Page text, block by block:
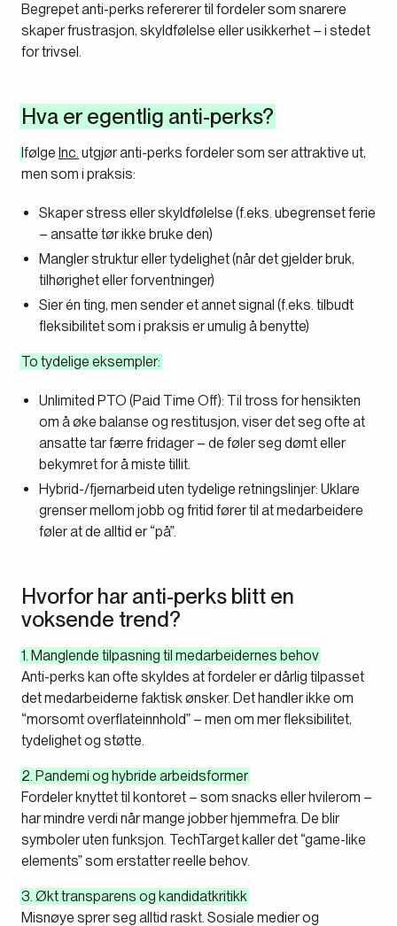
Begrepet anti-perks refererer til fordeler som snarere
skaper frustrasjon, skyldfølelse eller usikkerhet – i stedet
for trivsel.
Hva er egentlig anti-perks?
Ifølge Inc. utgjør anti-perks fordeler som ser attraktive ut,
men som i praksis:
Skaper stress eller skyldfølelse (f.eks. ubegrenset ferie
– ansatte tør ikke bruke den)
Mangler struktur eller tydelighet (når det gjelder bruk,
tilhørighet eller forventninger)
Sier én ting, men sender et annet signal (f.eks. tilbudt
fleksibilitet som i praksis er umulig å benytte)
To tydelige eksempler:
Unlimited PTO (Paid Time Off): Til tross for hensikten
om å øke balanse og restitusjon, viser det seg ofte at
ansatte tar færre fridager – de føler seg dømt eller
bekymret for å miste tillit.
Hybrid-/fjernarbeid uten tydelige retningslinjer: Uklare
grenser mellom jobb og fritid fører til at medarbeidere
føler at de alltid er “på”.
Hvorfor har anti-perks blitt en
voksende trend?
1. Manglende tilpasning til medarbeidernes behov
Anti-perks kan ofte skyldes at fordeler er dårlig tilpasset
det medarbeiderne faktisk ønsker. Det handler ikke om
“morsomt overflateinnhold” – men om mer fleksibilitet,
tydelighet og støtte.
2. Pandemi og hybride arbeidsformer
Fordeler knyttet til kontoret – som snacks eller hvilerom –
har mindre verdi når mange jobber hjemmefra. De blir
symboler uten funksjon. TechTargetkaller det “game-like
elements” som erstatter reelle behov.
3. Økt transparens og kandidatkritikk
Misnøye sprer seg alltid raskt. Sosiale medier og